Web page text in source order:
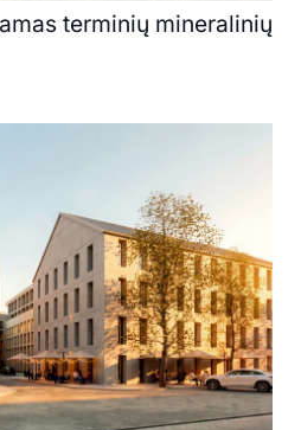
terminių mineralinių